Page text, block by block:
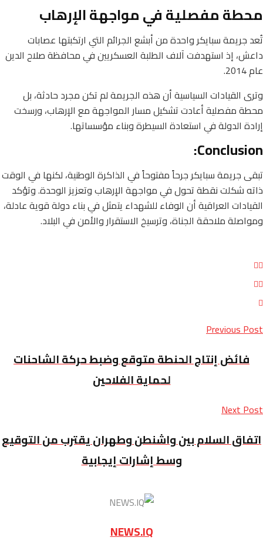
محطة مفصلية في مواجهة الإرهاب
تُعد جريمة سبايكر واحدة من أبشع الجرائم التي ارتكبتها عصابات
داعش، إذ استهدفت آلاف الطلبة العسكريين في محافظة صلاح الدين
عام 2014.
وترى القيادات السياسية أن هذه الجريمة لم تكن مجرد حادثة، بل
محطة مفصلية أعادت تشكيل مسار المواجهة مع الإرهاب، ورسخت
إرادة الدولة في استعادة السيطرة وبناء مؤسساتها.
Conclusion:
تبقى جريمة سبايكر جرحاً مفتوحاً في الذاكرة الوطنية، لكنها في الوقت
ذاته شكلت نقطة تحول في مواجهة الإرهاب وتعزيز الوحدة. وتؤكد
القيادات العراقية أن الوفاء للشهداء يتمثل في بناء دولة قوية عادلة،
ومواصلة ملاحقة الجناة، وترسيخ الاستقرار والأمن في البلاد.
Previous Post
فائض إنتاج الحنطة متوقع وضبط حركة الشاحنات
لحماية الفلاحين
Next Post
اتفاق السلام بين واشنطن وطهران يقترب من التوقيع
وسط إشارات إيجابية
NEWS.IQ